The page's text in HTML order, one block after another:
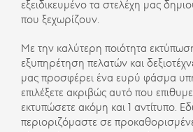
εξειδικευμένο τα στελέχη μας
που ξεχωρίζουν.
Με την καλύτερη ποιότητα
εξυπηρέτηση πελατών και
μας προσφέρει ένα ευρύ φάσμα
επιλέξετε ακριβώς αυτό που
εκτυπώσετε ακόμη και 1 αντίτυπο.
περιοριζόμαστε σε